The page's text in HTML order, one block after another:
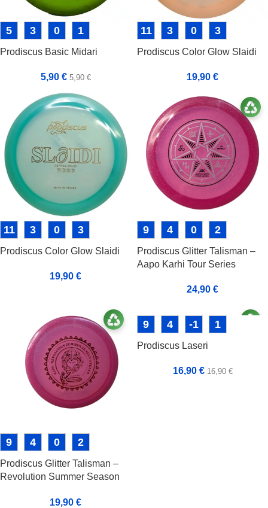
5 3 0 1
Prodiscus Basic Midari
5,90 € 5,90 €
11 3 0 3
Prodiscus Color Glow Slaidi
19,90 €
11 3 0 3
Prodiscus Color Glow Slaidi
19,90 €
9 4 0 2
Prodiscus Glitter Talisman –
Aapo Karhi Tour Series
24,90 €
9 4 0 2
Prodiscus Glitter Talisman –
Revolution Summer Season
19,90 €
9 4 -1 1
Prodiscus Laseri
16,90 € 16,90 €